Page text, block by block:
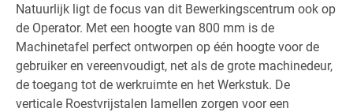
Natuurlijk ligt de focus van dit Bewerkingscentrum ook op
de Operator. Met een hoogte van 800 mm is de
Machinetafel perfect ontworpen op één hoogte voor de
gebruiker en vereenvoudigt, net als de grote machinedeur,
de toegang tot de werkruimte en het Werkstuk. De
verticale Roestvrijstalen lamellen zorgen voor een